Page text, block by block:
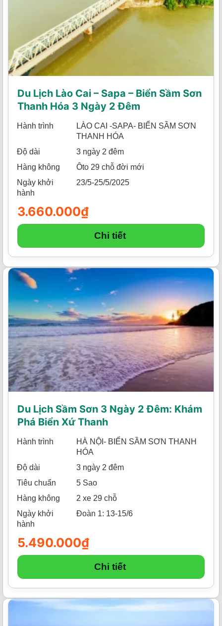
Du Lịch Lào Cai – Sapa – Biển Sầm Sơn
Thanh Hóa 3 Ngày 2 Đêm
Hành trình
LÀO CAI -SAPA- BIỂN SẦM SƠN
THANH HÓA
Độ dài
3 ngày 2 đêm
Hàng không
Ôto 29 chỗ đời mới
Ngày khởi
hành
23/5-25/5/2025
3.660.000₫
Chi tiết
Du Lịch Sầm Sơn 3 Ngày 2 Đêm: Khám
Phá Biển Xứ Thanh
Hành trình
HÀ NỘI- BIỂN SẦM SƠN THANH
HÓA
Độ dài
3 ngày 2 đêm
Tiêu chuẩn
5 Sao
Hàng không
2 xe 29 chỗ
Ngày khởi
hành
Đoàn 1: 13-15/6
5.490.000₫
Chi tiết